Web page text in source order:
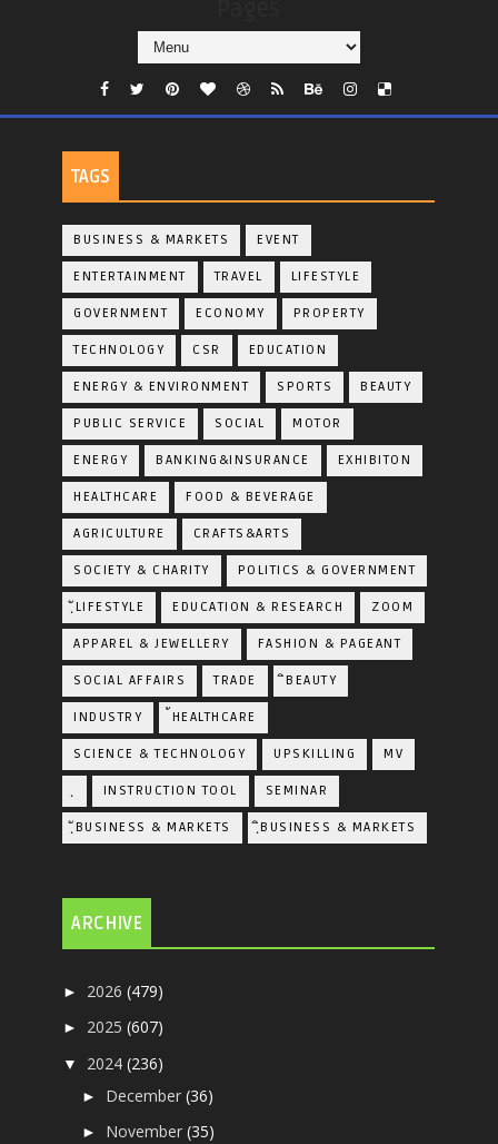
TAGS
BUSINESS & MARKETS EVENT
ENTERTAINMENT TRAVEL LIFESTYLE
GOVERNMENT ECONOMY PROPERTY
TECHNOLOGY CSR EDUCATION
ENERGY & ENVIRONMENT SPORTS BEAUTY
PUBLIC SERVICE SOCIAL MOTOR
ENERGY BANKING&INSURANCE EXHIBITON
HEALTHCARE FOOD & BEVERAGE
AGRICULTURE CRAFTS&ARTS
SOCIETY & CHARITY POLITICS & GOVERNMENT
ฺัLIFESTYLE EDUCATION & RESEARCH ZOOM
APPAREL & JEWELLERY FASHION & PAGEANT
SOCIAL AFFAIRS TRADE ิBEAUTY
INDUSTRY ้HEALTHCARE
SCIENCE & TECHNOLOGY UPSKILLING MV
INSTRUCTION TOOL SEMINAR
ฺัBUSINESS & MARKETS ฺิBUSINESS & MARKETS
ARCHIVE
► 2026(479)
► 2025(607)
▼ 2024(236)
► December(36)
► November(35)